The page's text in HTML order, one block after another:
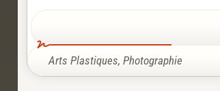
Arts Plastiques, Photographie